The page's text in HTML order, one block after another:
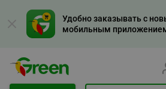
Удобно заказывать с
мобильным